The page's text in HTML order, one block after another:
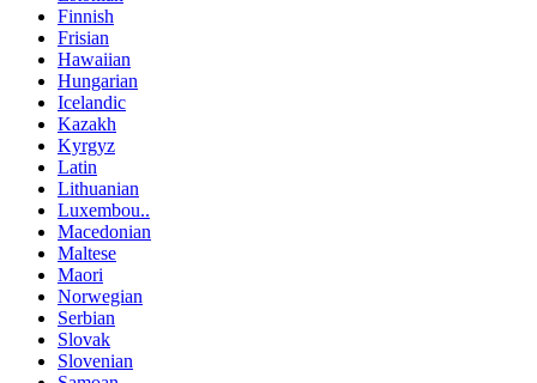
Finnish
Frisian
Hawaiian
Hungarian
Icelandic
Kazakh
Kyrgyz
Latin
Lithuanian
Luxembou..
Macedonian
Maltese
Maori
Norwegian
Serbian
Slovak
Slovenian